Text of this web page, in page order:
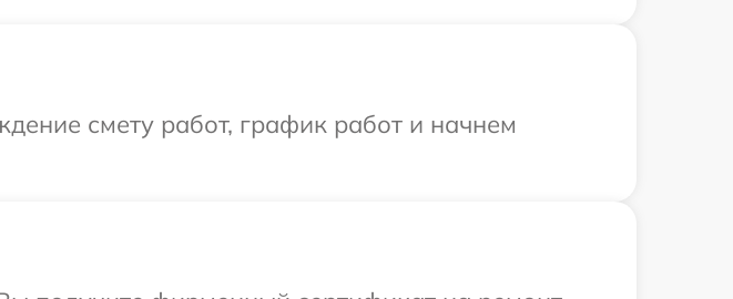
смету работ, график работ и начнем